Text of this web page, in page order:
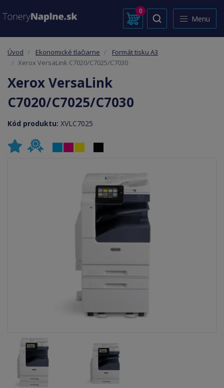
0
Menu
Úvod Ekonomické tlačiarne
Formát tisku A3
Xerox VersaLink C7020/C7025/C7030
Xerox VersaLink
C7020/C7025/C7030
Kód produktu: XVLC7025